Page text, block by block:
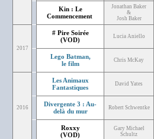
Kin : Le
Commencement
Jonathan Baker
&
Josh Baker
2017
# Pire Soirée
(VOD)
Lucia Aniello
Lego Batman,
le film
Chris McKay
2016
Les Animaux
Fantastiques
David Yates
Divergente 3 : Au-
delà du mur
Robert Schwentke
Roxxy
(VOD)
Gary Michael
Schultz